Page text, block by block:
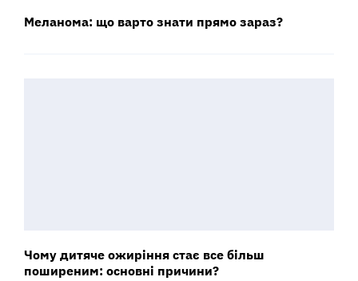
Меланома: що варто знати прямо зараз?
Чому дитяче ожиріння стає все більш
поширеним: основні причини?